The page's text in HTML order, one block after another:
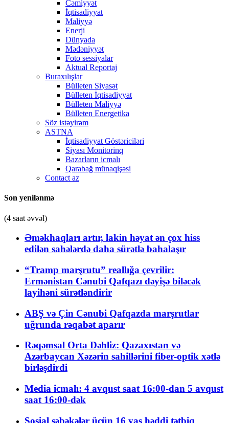
Cəmiyyət
İqtisadiyyat
Maliyyə
Enerji
Dünyada
Mədəniyyət
Foto sessiyalar
Aktual Reportaj
Buraxılışlar
Bülleten Siyasət
Bülleten İqtisadiyyat
Bülleten Maliyyə
Bülleten Energetika
Söz istəyirəm
ASTNA
İqtisadiyyat Göstəriciləri
Siyası Monitorinq
Bazarların icmalı
Qarabağ münaqişəsi
Contact az
Son yenilənmə
(4 saat əvvəl)
Əməkhaqları artır, lakin həyat ən çox hiss
edilən sahələrdə daha sürətlə bahalaşır
“Tramp marşrutu” reallığa çevrilir:
Ermənistan Cənubi Qafqazı dəyişə biləcək
layihəni sürətləndirir
ABŞ və Çin Cənubi Qafqazda marşrutlar
uğrunda rəqabət aparır
Rəqəmsal Orta Dəhliz: Qazaxıstan və
Azərbaycan Xəzərin sahillərini fiber-optik xətlə
birləşdirdi
Media icmalı: 4 avqust saat 16:00-dan 5 avqust
saat 16:00-dək
Sosial şəbəkələr üçün 16 yaş həddi tətbiq